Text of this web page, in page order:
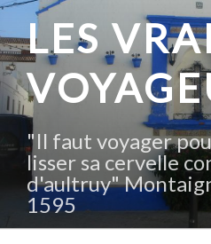
Aller
contenu
principal
LES
"Il faut voyager
lisser sa cervelle
d'aultruy"
1595